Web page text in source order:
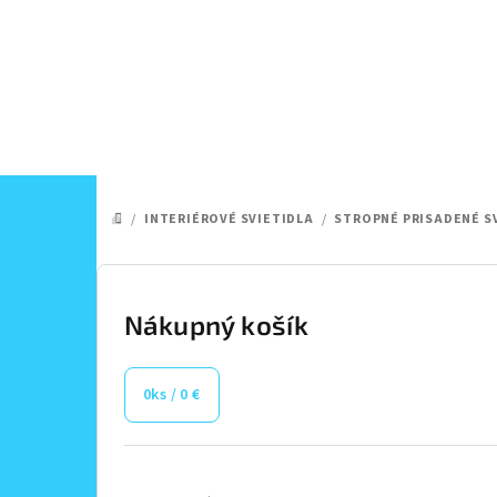
DOMOV
/ INTERIÉROVÉ SVIETIDLA / STROPNÉ PRISADENÉ
B
Nákupný košík
0ks / 0 €